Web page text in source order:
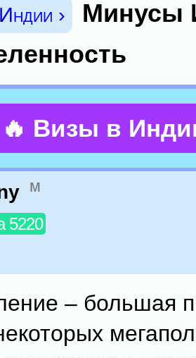
›
Минусы
🔥 Визы в
м
5220
– большая